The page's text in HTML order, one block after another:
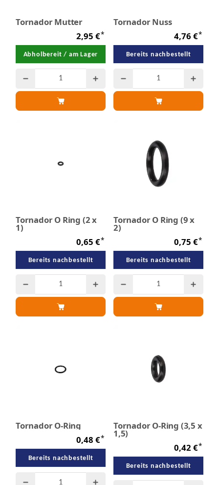
Tornador Mutter
2,95 €*
Abholbereit / am Lager
Tornador Nuss
4,76 €*
Bereits nachbestellt
Tornador O Ring (2 x
1)
0,65 €*
Bereits nachbestellt
Tornador O Ring (9 x
2)
0,75 €*
Bereits nachbestellt
Tornador O-Ring
0,48 €*
Bereits nachbestellt
Tornador O-Ring (3,5 x
1,5)
0,42 €*
Bereits nachbestellt